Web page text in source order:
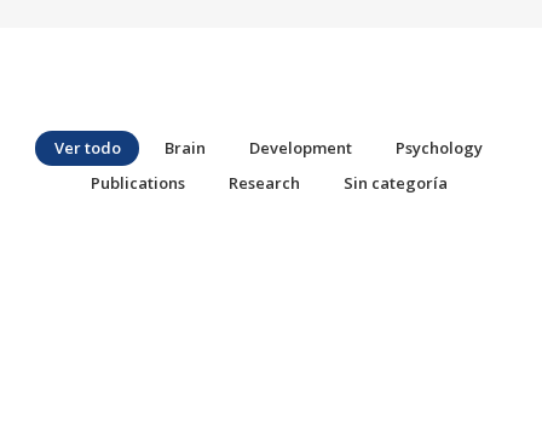
Ver todo Brain Development
Psychology
Publications
Research Sin categoría